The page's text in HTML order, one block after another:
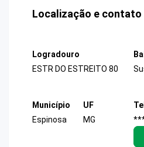
Localização e contato
Logradouro
ESTR DO ESTREITO 80
Município
Espinosa
UF
MG